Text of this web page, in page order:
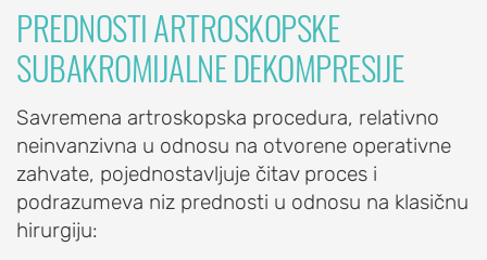
o
nama
RAME
POVREDE
I
OBOLJENJA
RAMENA
PREDNOSTI ARTROSKOPSKE
SUBAKROMIJALNE DEKOMPRESIJE
Savremena artroskopska procedura, relativno
neinvanzivna u odnosu na otvorene operativne
zahvate, pojednostavljuje čitav proces i
podrazumeva niz prednosti u odnosu na klasičnu
hirurgiju: